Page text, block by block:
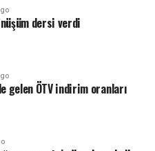
dersi verdi
gelen ÖTV indirim oranları